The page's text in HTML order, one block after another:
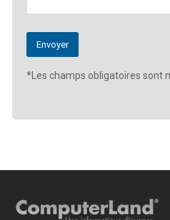
*Les champs obligatoires sont